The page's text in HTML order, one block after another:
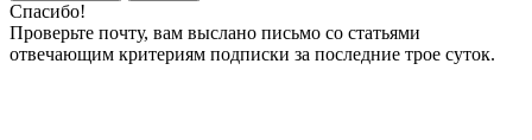
Спасибо!
Проверьте почту, вам выслано письмо со статьями
отвечающим критериям подписки за последние трое суток.